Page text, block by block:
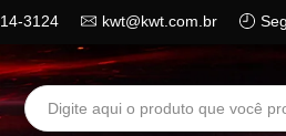
3124 kwt@kwt.com.br